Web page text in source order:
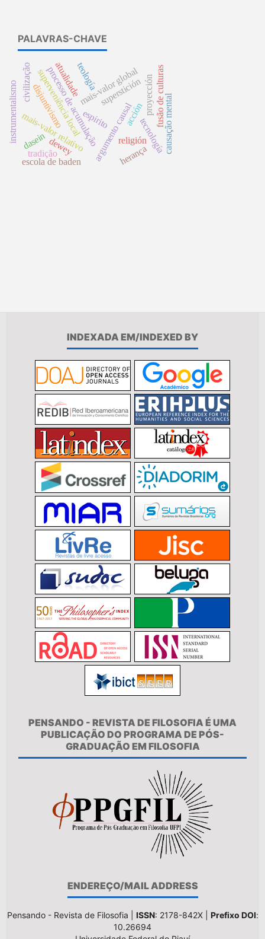
PALAVRAS-CHAVE
argumento causal
supersticiónproyección
processo de acumulaçãomais-valor global
mais-valor relativo
superveniência local
disjuntivismo
religióntecnología
instrumentalismo
dewey
teología
espirito
escola de baden
dasein
herança
tradição
fusão de culturas
acción causação mental
atualidade
civilização
INDEXADA EM/INDEXED BY
PENSANDO - REVISTA DE FILOSOFIA É UMA
PUBLICAÇÃO DO PROGRAMA DE PÓS-
GRADUAÇÃO EM FILOSOFIA
ENDEREÇO/MAIL ADDRESS
Pensando - Revista de Filosofia | ISSN: 2178-842X | Prefixo DOI:
10.26694